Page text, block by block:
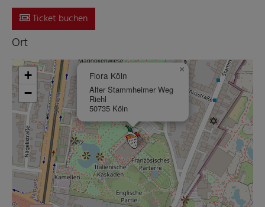
Ticket buchen
Ort
Flora Köln
Alter Stammheimer Weg
Riehl
50735 Köln
×
+
−